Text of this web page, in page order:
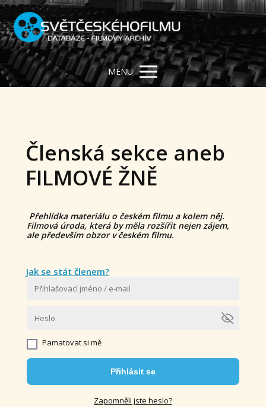
MENU
Členská sekce aneb
FILMOVÉ ŽNĚ
Přehlídka materiálu o českém filmu a kolem něj.
Filmová úroda, která by měla rozšířit nejen zájem,
ale především obzor v českém filmu.
Jak se stát členem?
Pamatovat si mě
Přihlásit se
Zapomněli jste heslo?